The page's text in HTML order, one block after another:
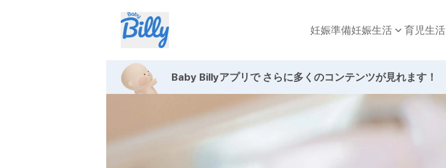
妊娠準備妊娠生活 育児生活
Baby Billyアプリで さらに多くのコンテンツが見れます！